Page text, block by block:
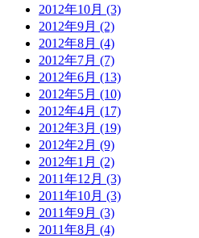
2012年10月 (3)
2012年9月 (2)
2012年8月 (4)
2012年7月 (7)
2012年6月 (13)
2012年5月 (10)
2012年4月 (17)
2012年3月 (19)
2012年2月 (9)
2012年1月 (2)
2011年12月 (3)
2011年10月 (3)
2011年9月 (3)
2011年8月 (4)